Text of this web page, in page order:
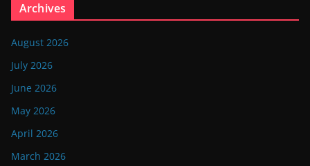
Archives
August 2026
July 2026
June 2026
May 2026
April 2026
March 2026